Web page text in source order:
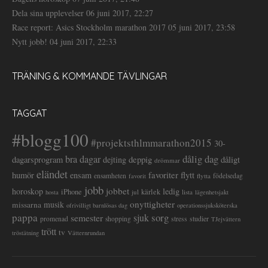
Dela sina upplevelser 06 juni 2017, 22:27
Race report: Asics Stockholm marathon 2017 05 juni 2017, 23:58
Nytt jobb! 04 juni 2017, 22:33
TRÄNING & KOMMANDE TÄVLINGAR
TAGGAT
#blogg100 #projektsthlmmarathon2015 30-
dagarsprogram bra dagar dejting deppig drömmar dålig dag dåligt
humör eländet ensam ensamheten favorit favoriter flytt flytta födelsedag
horoskop hosta iPhone jobb jobbet jul kärlek ledig lista lägenhetsjakt
missarna musik ofrivilligt barnlösas dag onyttigheter operationssjuksköterska
pappa promenad semester shopping sjuk sorg stress studier TJejvättern
tröstätning trött tv Vätternrundan